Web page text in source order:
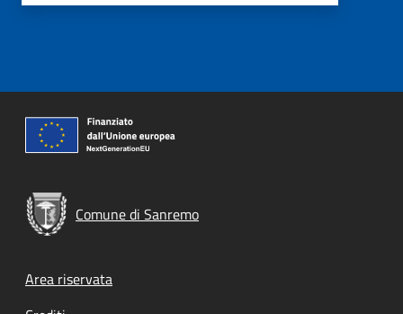
Comune di Sanremo
Footer menu
Area riservata